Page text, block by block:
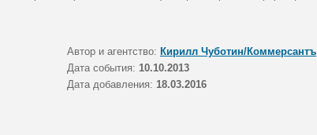
Автор и агентство: Кирилл Чуботин/Коммерсантъ
Дата события: 10.10.2013
Дата добавления: 18.03.2016